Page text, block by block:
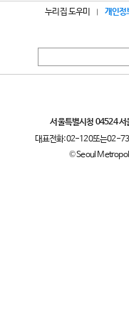
누리집 도우미 개인정
서울특별시청 04524
대표전화:02-120또는02-
© Seoul